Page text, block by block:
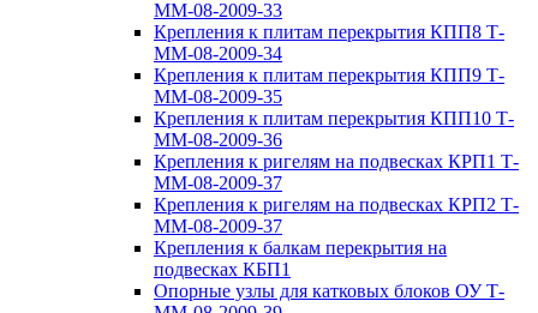
ММ-08-2009-33
Крепления к плитам перекрытия КПП8 Т-
ММ-08-2009-34
Крепления к плитам перекрытия КПП9 Т-
ММ-08-2009-35
Крепления к плитам перекрытия КПП10 Т-
ММ-08-2009-36
Крепления к ригелям на подвесках КРП1 Т-
ММ-08-2009-37
Крепления к ригелям на подвесках КРП2 Т-
ММ-08-2009-37
Крепления к балкам перекрытия на
подвесках КБП1
Опорные узлы для катковых блоков ОУ Т-